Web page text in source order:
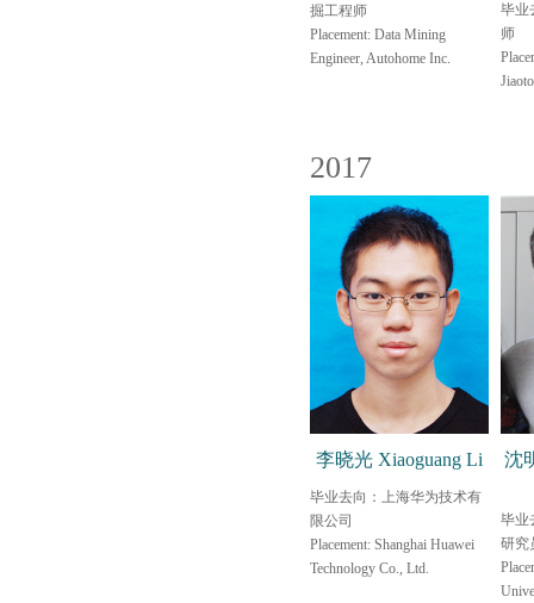
掘工程师
Placement: Data Mining
Engineer, Autohome Inc.
毕业
师
2017
李晓光 Xiaoguang Li
毕业去向：上海华为技术有
限公司
Placement: Shanghai Huawei
Technology Co., Ltd.
沈
毕业
研究